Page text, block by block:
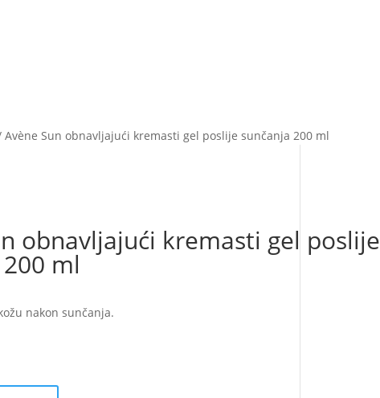
Avène Sun obnavljajući kremasti gel poslije sunčanja 200 ml
obnavljajući kremasti gel poslije
ml
nakon sunčanja.